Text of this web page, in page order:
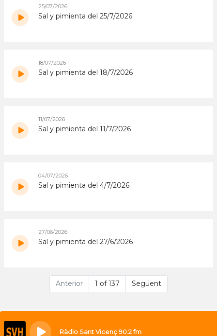
25/07/2026
Sal y pimienta del 25/7/2026
18/07/2026
Sal y pimienta del 18/7/2026
11/07/2026
Sal y pimienta del 11/7/2026
04/07/2026
Sal y pimienta del 4/7/2026
27/06/2026
Sal y pimienta del 27/6/2026
Anterior 1 of 137 Següent
Ràdio Sant Vicenç 90.2 fm